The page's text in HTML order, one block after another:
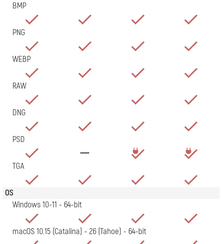
BMP
PNG
WEBP
RAW
DNG
PSD
TGA
OS
Windows 10-11 - 64-bit
macOS 10.15 (Catalina) - 26 (Tahoe) - 64-bit